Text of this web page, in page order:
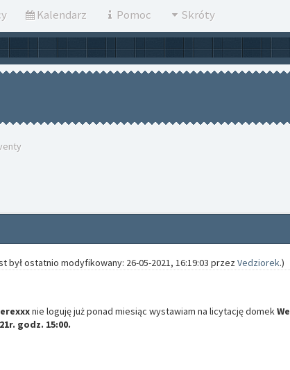
Kalendarz Pomoc Skróty
był ostatnio modyfikowany: 26-05-2021, 16:19:03 przezVedziorek.)
nie loguję już ponad miesiąc wystawiam na licytację domek
godz. 15:00.